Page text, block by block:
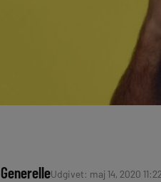
GenerelleUdgivet: maj 14, 2020